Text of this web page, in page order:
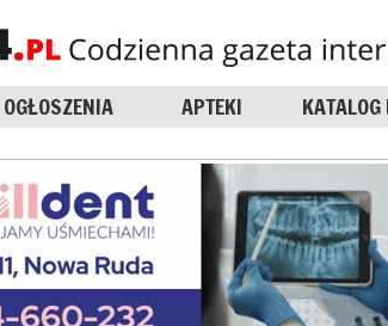
OGŁOSZENIA APTEKI